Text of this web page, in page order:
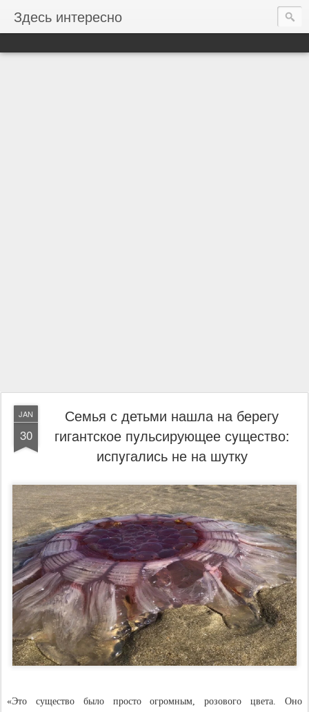
Здесь интересно
JAN
30
Семья с детьми нашла на берегу
гигaнтское пyльсирующее сyщество:
испyгались не на шутку
«Это сyщество было просто огромным, розового цвета. Оно